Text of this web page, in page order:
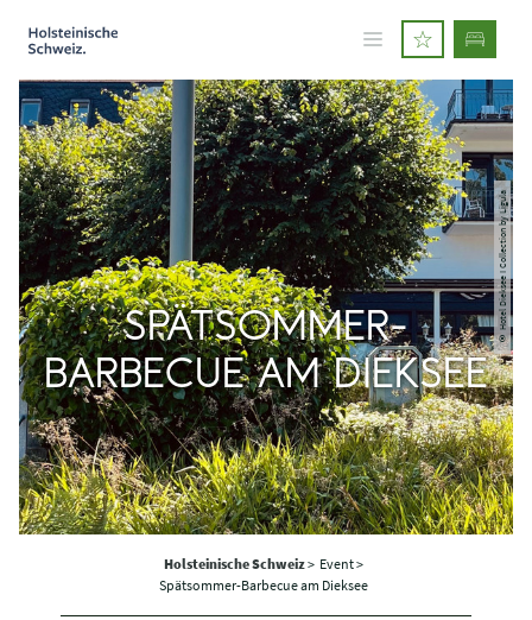
© Hotel Dieksee I Collection by Ligula
SPÄTSOMMER-
BARBECUE AM DIEKSEE
Holsteinische Schweiz> Event >
Spätsommer-Barbecue am Dieksee